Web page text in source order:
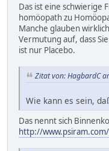
Das ist eine schwierige
homöopath zu
Manche glauben
Vermutung auf, dass
ist nur Placebo.
Zitat von: HagbardC
Wie kann es sein,
Das nennt sich
http://